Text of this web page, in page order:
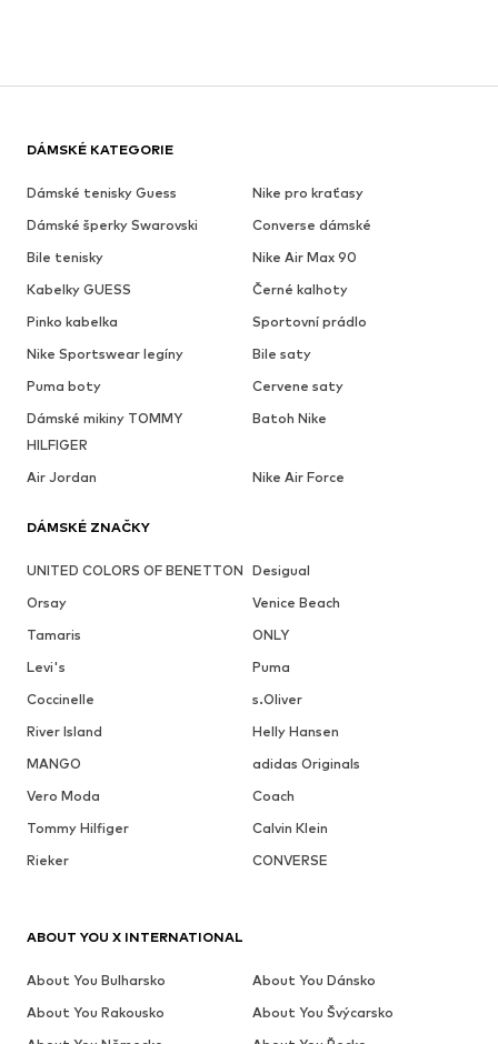
DÁMSKÉ KATEGORIE
Dámské tenisky Guess
Nike pro kraťasy
Dámské šperky Swarovski
Converse dámské
Bile tenisky
Nike Air Max 90
Kabelky GUESS
Černé kalhoty
Pinko kabelka
Sportovní prádlo
Nike Sportswear legíny
Bile saty
Puma boty
Cervene saty
Dámské mikiny TOMMY
HILFIGER
Batoh Nike
Air Jordan Nike Air Force
DÁMSKÉ ZNAČKY
UNITED COLORS OF BENETTON Desigual
Orsay
Venice Beach
Tamaris
ONLY
Levi's
Puma
Coccinelle
s.Oliver
River Island
Helly Hansen
MANGO
adidas Originals
Vero Moda
Coach
Tommy Hilfiger
Calvin Klein
Rieker
CONVERSE
ABOUT YOU X INTERNATIONAL
About You Bulharsko
About You Dánsko
About You Rakousko
About You Švýcarsko